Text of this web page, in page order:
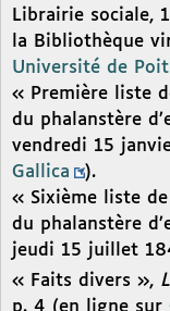
Librairie sociale,
la Bibliothèque
Université de
« Première liste
du phalanstère
vendredi 15
Gallica
).
« Sixième liste
du phalanstère
jeudi 15 juillet
« Faits divers »,
p. 4 (en ligne sur